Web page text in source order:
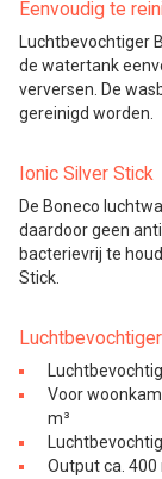
Eenvoudig te
Luchtbevochtiger
de watertank
verversen. De
gereinigd worden.
Ionic Silver Stick
De Boneco
daardoor geen
bacterievrij te
Stick.
Voor
m³
Output ca.